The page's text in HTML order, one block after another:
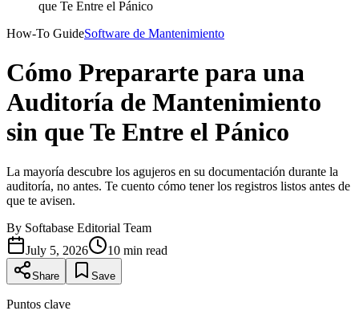
que Te Entre el Pánico
How-To GuideSoftware de Mantenimiento
Cómo Prepararte para una
Auditoría de Mantenimiento
sin que Te Entre el Pánico
La mayoría descubre los agujeros en su documentación durante la
auditoría, no antes. Te cuento cómo tener los registros listos antes de
que te avisen.
By Softabase Editorial Team
July 5, 2026
10 min read
Share Save
Puntos clave